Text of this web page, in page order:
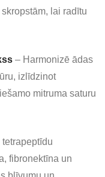
lai radītu
– Harmonizē ādas
izlīdzinot
mitruma saturu
fibronektīna un